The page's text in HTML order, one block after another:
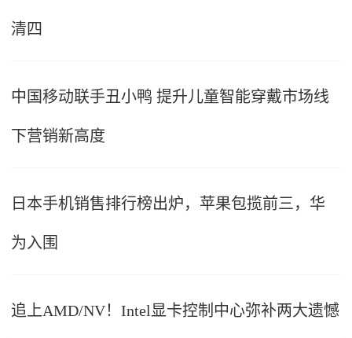
清四
中国移动联手丑小鸭 提升儿童智能穿戴市场线
下营销新高度
日本手机销售排行榜出炉，苹果包揽前三，华
为入围
追上AMD/NV！Intel显卡控制中心弥补两大遗憾